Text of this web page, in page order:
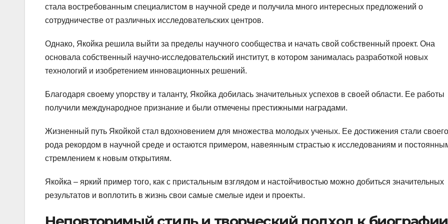
стала востребованным специалистом в научной среде и получила много интересных предложений о
сотрудничестве от различных исследовательских центров.
Однако, Якойка решила выйти за пределы научного сообщества и начать свой собственный проект. Она
основала собственный научно-исследовательский институт, в котором занималась разработкой новых
технологий и изобретением инновационных решений.
Благодаря своему упорству и таланту, Якойка добилась значительных успехов в своей области. Ее работы
получили международное признание и были отмечены престижными наградами.
Жизненный путь Якойкой стал вдохновением для множества молодых ученых. Ее достижения стали своего
рода рекордом в научной среде и остаются примером, навеянным страстью к исследованиям и
стремлением к новым открытиям.
Якойка – яркий пример того, как с пристальным взглядом и настойчивостью можно добиться значительных
результатов и воплотить в жизнь свои самые смелые идеи и проекты.